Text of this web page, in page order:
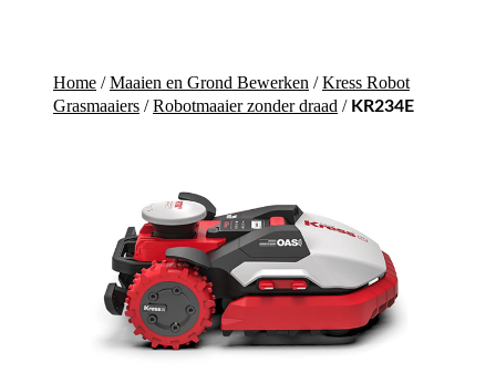
Home /Maaien en Grond Bewerken /Kress Robot
Grasmaaiers /Robotmaaier zonder draad / KR234E